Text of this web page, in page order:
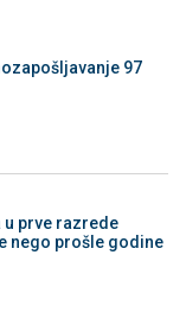
97
u prve razrede
nego prošle godine